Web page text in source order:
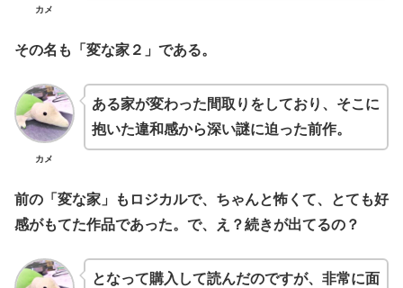
カメ
その名も「変な家２」である。
カメ
ある家が変わった間取りをしており、そこに
抱いた違和感から深い謎に迫った前作。
前の「変な家」もロジカルで、ちゃんと怖くて、とても好
感がもてた作品であった。で、え？続きが出てるの？
となって購入して読んだのですが、非常に面